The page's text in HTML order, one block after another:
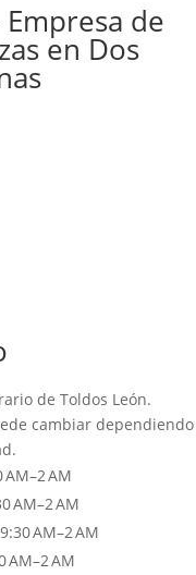
Empresa de
en Dos
de Toldos León.
cambiar
AM
AM–2 AM
AM–2 AM
AM–2 AM